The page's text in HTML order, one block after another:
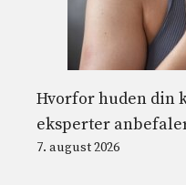
Hvorfor huden din
eksperter
7. august 2026